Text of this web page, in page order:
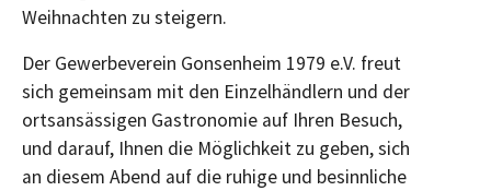
Weihnachten zu steigern.
Der Gewerbeverein Gonsenheim 1979 e.V. freut
sich gemeinsam mit den Einzelhändlern und der
ortsansässigen Gastronomie auf Ihren Besuch,
und darauf, Ihnen die Möglichkeit zu geben, sich
an diesem Abend auf die ruhige und besinnliche